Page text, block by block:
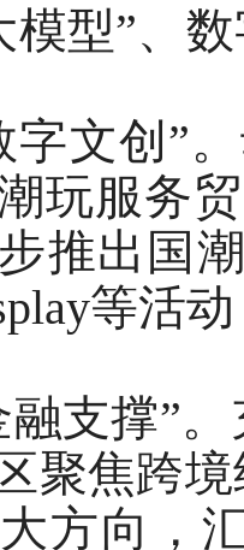
模型”、
创”。
玩服务
推出国
等活
撑”。
聚焦跨
方向，